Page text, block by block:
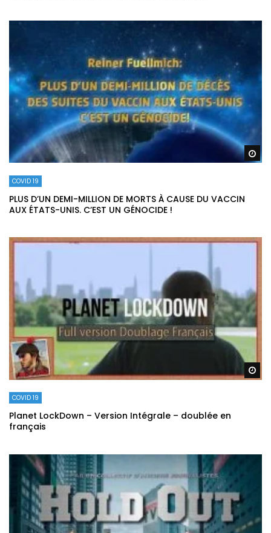
COVID 19
PLUS D’UN DEMI-MILLION DE MORTS À CAUSE DU VACCIN
AUX ÉTATS-UNIS. C’EST UN GÉNOCIDE !
COVID 19
Planet LockDown – Version Intégrale – doublée en
français